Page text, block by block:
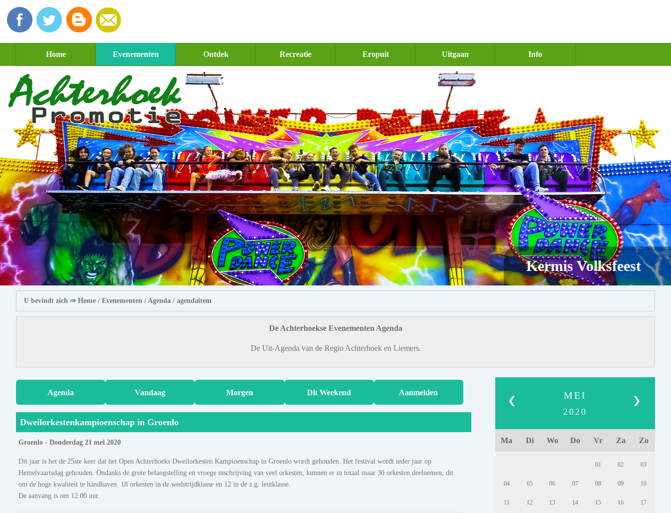
Home Evenementen Ontdek Recreatie Eropuit Uitgaan Info
Kermis Volksfeest
U bevindt zich ⇒ Home / Evenementen / Agenda / agendaitem
De Achterhoekse Evenementen Agenda
De Uit-Agenda van de Regio Achterhoek en Liemers.
Agenda Vandaag Morgen Dit Weekend Aanmelden
Dweilorkestenkampioenschap in Groenlo
Groenlo - Donderdag 21 mei 2020
Dit jaar is het de 25ste keer dat het Open Achterhoeks Dweilorkesten Kampioenschap in Groenlo wordt gehouden. Het festival wordt ieder jaar op
Hemelvaartsdag gehouden. Ondanks de grote belangstelling en vroege inschrijving van veel orkesten, kunnen er in totaal maar 30 orkesten deelnemen, dit
om de hoge kwaliteit te handhaven. 18 orkesten in de wedstrijdklasse en 12 in de z.g. leutklasse.
De aanvang is om 12.00 uur.
❮ ❯
MEI
2020
Ma Di Wo Do Vr Za Zo
01 02 03
04 05 06 07 08 09 10
11 12 13 14 15 16 17